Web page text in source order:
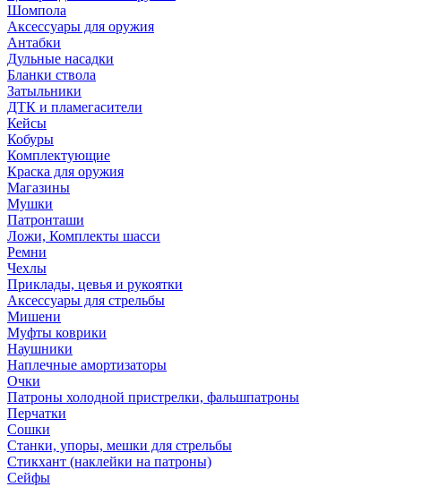
Шомпола
Аксессуары для оружия
Антабки
Дульные насадки
Бланки ствола
Затыльники
ДТК и пламегасители
Кейсы
Кобуры
Комплектующие
Краска для оружия
Магазины
Мушки
Патронташи
Ложи, Комплекты шасси
Ремни
Чехлы
Приклады, цевья и рукоятки
Аксессуары для стрельбы
Мишени
Муфты коврики
Наушники
Наплечные амортизаторы
Очки
Патроны холодной пристрелки, фальшпатроны
Перчатки
Сошки
Станки, упоры, мешки для стрельбы
Стикхант (наклейки на патроны)
Сейфы